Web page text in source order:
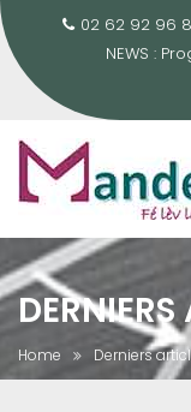
Skip
to
content
02 62 92 96
NEWS :
Home Derniers